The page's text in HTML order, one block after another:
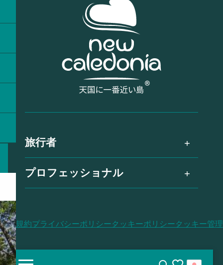
旅行者
プロフェッショナル
利用規約プライバシーポリシークッキーポリシークッキー管理